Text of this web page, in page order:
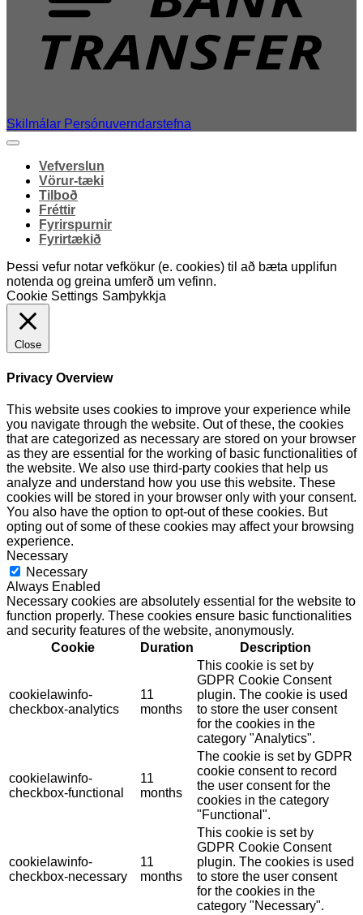
Skilmálar Persónuverndarstefna
Vefverslun
Vörur-tæki
Tilboð
Fréttir
Fyrirspurnir
Fyrirtækið
Þessi vefur notar vefkökur (e. cookies) til að bæta upplifun
notenda og greina umferð um vefinn.
Cookie Settings Samþykkja
Close
Privacy Overview
This website uses cookies to improve your experience while
you navigate through the website. Out of these, the cookies
that are categorized as necessary are stored on your browser
as they are essential for the working of basic functionalities of
the website. We also use third-party cookies that help us
analyze and understand how you use this website. These
cookies will be stored in your browser only with your consent.
You also have the option to opt-out of these cookies. But
opting out of some of these cookies may affect your browsing
experience.
Necessary
Necessary
Always Enabled
Necessary cookies are absolutely essential for the website to
function properly. These cookies ensure basic functionalities
and security features of the website, anonymously.
Cookie
Duration Description
cookielawinfo-
checkbox-analytics
11
months
This cookie is set by
GDPR Cookie Consent
plugin. The cookie is used
to store the user consent
for the cookies in the
category "Analytics".
cookielawinfo-
checkbox-functional
11
months
The cookie is set by GDPR
cookie consent to record
the user consent for the
cookies in the category
"Functional".
cookielawinfo-
checkbox-necessary
11
months
This cookie is set by
GDPR Cookie Consent
plugin. The cookies is used
to store the user consent
for the cookies in the
category "Necessary".